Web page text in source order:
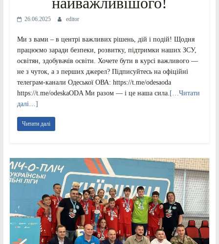
26.06.2025 editor
Ми з вами – в центрі важливих рішень, дій і подій! Щодня
працюємо заради безпеки, розвитку, підтримки наших ЗСУ,
освітян, здобувачів освіти. Хочете бути в курсі важливого —
не з чуток, а з перших джерел? Підписуйтесь на офіційні
телеграм-канали Одеської ОВА: https://t.me/odesaoda
https://t.me/odeskaODA Ми разом — і це наша сила. […Читати
далі…]
Читати далі